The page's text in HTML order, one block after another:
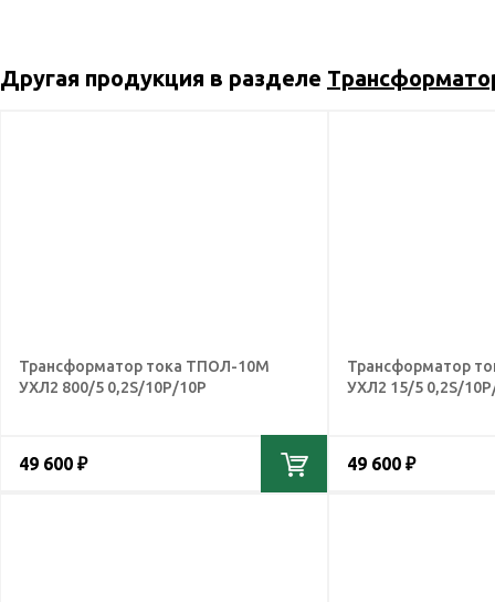
Другая продукция в разделе
Трансформатор тока ТПОЛ-10М
УХЛ2 800/5 0,2S/10Р/10Р
49 600 ₽
Трансформатор
УХЛ2 15/5 0,2S/
49 600 ₽